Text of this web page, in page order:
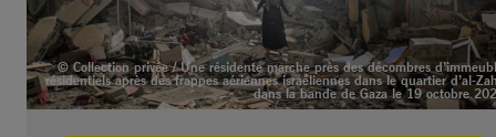
© Collection privée / Une résidente marche près des décombres
résidentiels après des frappes aériennes israéliennes dans le quartier d’al-
dans la bande de Gaza le 19 octobre